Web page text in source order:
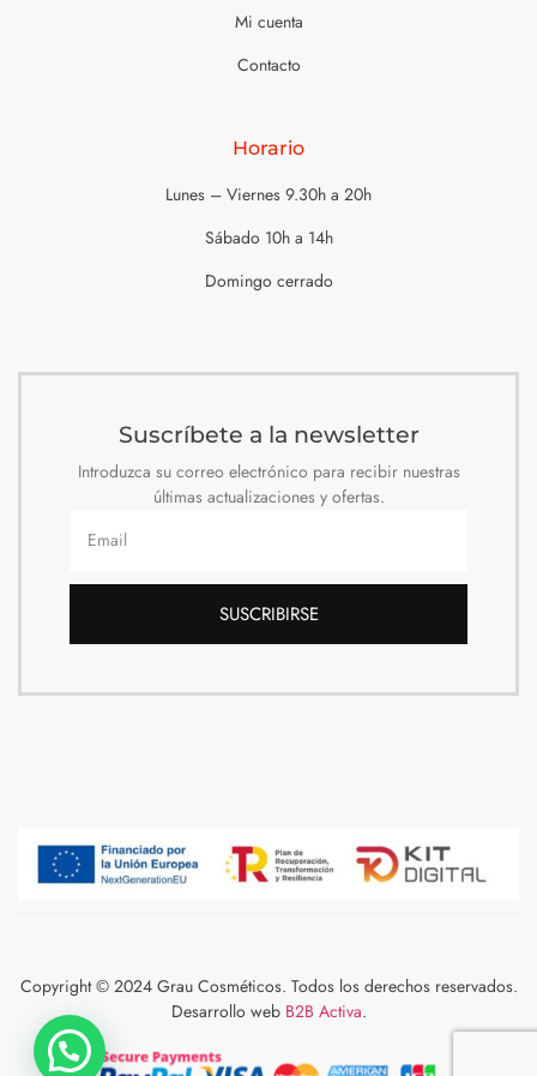
Mi cuenta
Contacto
Horario
Lunes – Viernes 9.30h a 20h
Sábado 10h a 14h
Domingo cerrado
Suscríbete a la newsletter
Introduzca su correo electrónico para recibir nuestras
últimas actualizaciones y ofertas.
SUSCRIBIRSE
Copyright © 2024 Grau Cosméticos. Todos los derechos reservados.
Desarrollo web B2B Activa.